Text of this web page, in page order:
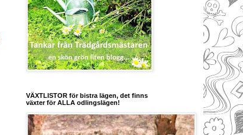
VÄXTLISTOR för bistra lägen, det finns
växter för ALLA odlingslägen!